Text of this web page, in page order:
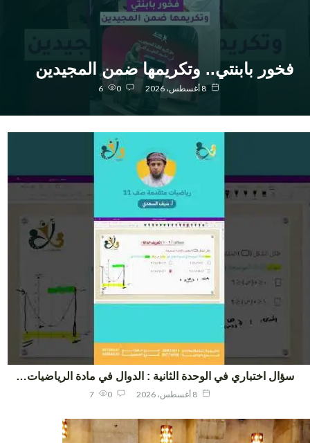
فخور بابنتي.. وتكريمها ضمن المجيدين
6
اختباري في الوحدة الثانية : الدوال في مادة الرياضيات…
7